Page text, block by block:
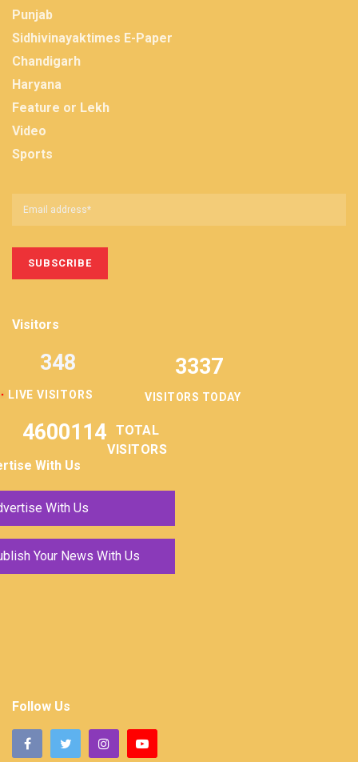
Punjab
Sidhivinayaktimes E-Paper
Chandigarh
Haryana
Feature or Lekh
Video
Sports
Visitors
LIVE VISITORS
348 3337
VISITORS TODAY
4600114
TOTAL
VISITORS
With Us
With Us
Your News With Us
Follow Us